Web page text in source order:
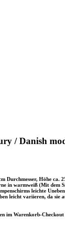
/ Danish
Höhe
warmweiß (Mit
leichte
leicht variieren, da sie
im Warenkorb-